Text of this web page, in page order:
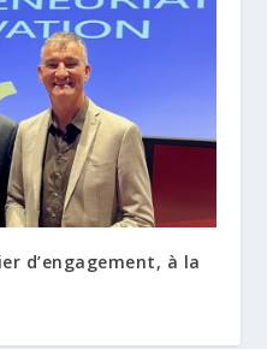
d’engagement, à la